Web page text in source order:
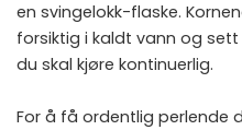
en svingelokk-flaske.
forsiktig i kaldt vann og
du skal kjøre kontinuerlig.
For å få ordentlig perlende